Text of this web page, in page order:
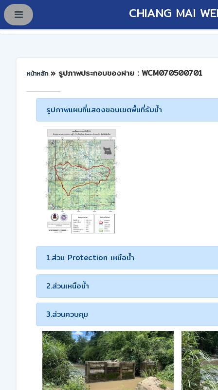
CHIANG MAI
หน้าหลัก » รูปภาพประกอบของฝาย : WCM070500701
รูปภาพแผนที่แสดงขอบเขตพื้นที่รับน้ำ
1.ส่วน Protection เหนือน้ำ
2.ส่วนเหนือน้ำ
3.ส่วนควบคุม